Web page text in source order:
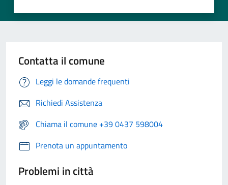
Contatta il comune
Leggi le domande frequenti
Richiedi Assistenza
Chiama il comune +39 0437 598004
Prenota un appuntamento
Problemi in città